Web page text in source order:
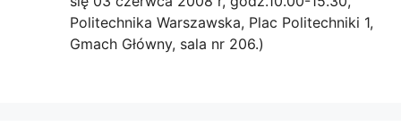
Politechnika Warszawska, Plac Politechniki 1,
Gmach Główny, sala nr 206.)